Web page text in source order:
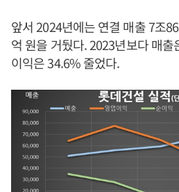
앞서 2024년에는 연결 매출 7조
억 원을 거뒀다. 2023년보다 매
이익은 34.6% 줄었다.